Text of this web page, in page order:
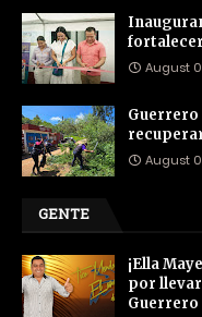
August
August
GENTE
¡Ella
por llevar
Guerrero